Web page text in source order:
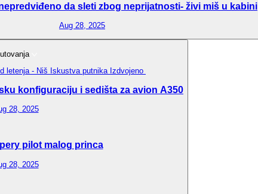
da sleti zbog neprijatnosti- živi miš u kabini
Aug 28, 2025
letenja - Niš Iskustva putnika Izdvojeno
konfiguraciju i sedišta za avion A350
28, 2025
pilot malog princa
28, 2025